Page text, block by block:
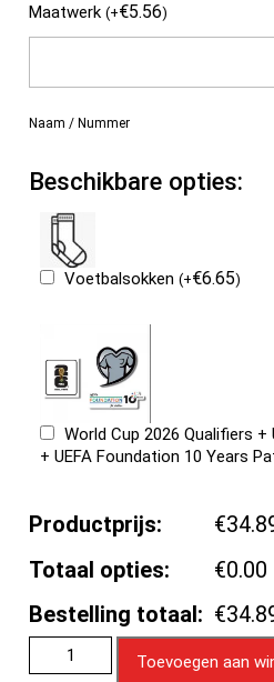
Maatwerk(+€5.56)
Naam / Nummer
Beschikbare opties:
Voetbalsokken(+€6.65)
World Cup 2026 Qualifiers +
+ UEFA Foundation 10 Years
Productprijs:
Totaal opties:
€0.00
Bestelling totaal:
Toevoegen aan